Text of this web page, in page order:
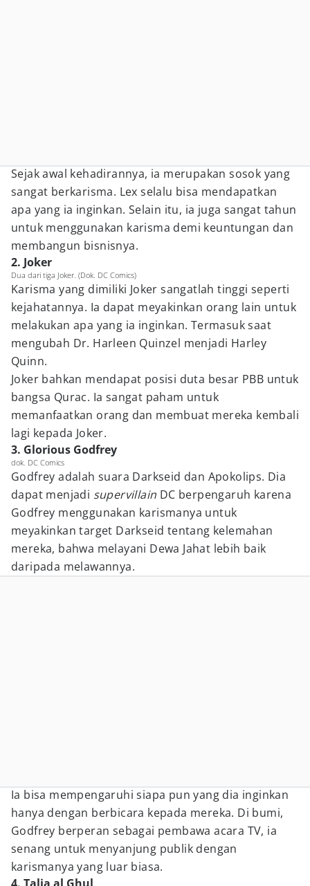
Sejak awal kehadirannya, ia merupakan sosok yang
sangat berkarisma. Lex selalu bisa mendapatkan
apa yang ia inginkan. Selain itu, ia juga sangat tahun
untuk menggunakan karisma demi keuntungan dan
membangun bisnisnya.
2. Joker
Dua dari tiga Joker. (Dok. DC Comics)
Karisma yang dimiliki Joker sangatlah tinggi seperti
kejahatannya. Ia dapat meyakinkan orang lain untuk
melakukan apa yang ia inginkan. Termasuk saat
mengubah Dr. Harleen Quinzel menjadi Harley
Quinn.
Joker bahkan mendapat posisi duta besar PBB untuk
bangsa Qurac. Ia sangat paham untuk
memanfaatkan orang dan membuat mereka kembali
lagi kepada Joker.
3. Glorious Godfrey
dok. DC Comics
Godfrey adalah suara Darkseid dan Apokolips. Dia
dapat menjadi supervillain DC berpengaruh karena
Godfrey menggunakan karismanya untuk
meyakinkan target Darkseid tentang kelemahan
mereka, bahwa melayani Dewa Jahat lebih baik
daripada melawannya.
Ia bisa mempengaruhi siapa pun yang dia inginkan
hanya dengan berbicara kepada mereka. Di bumi,
Godfrey berperan sebagai pembawa acara TV, ia
senang untuk menyanjung publik dengan
karismanya yang luar biasa.